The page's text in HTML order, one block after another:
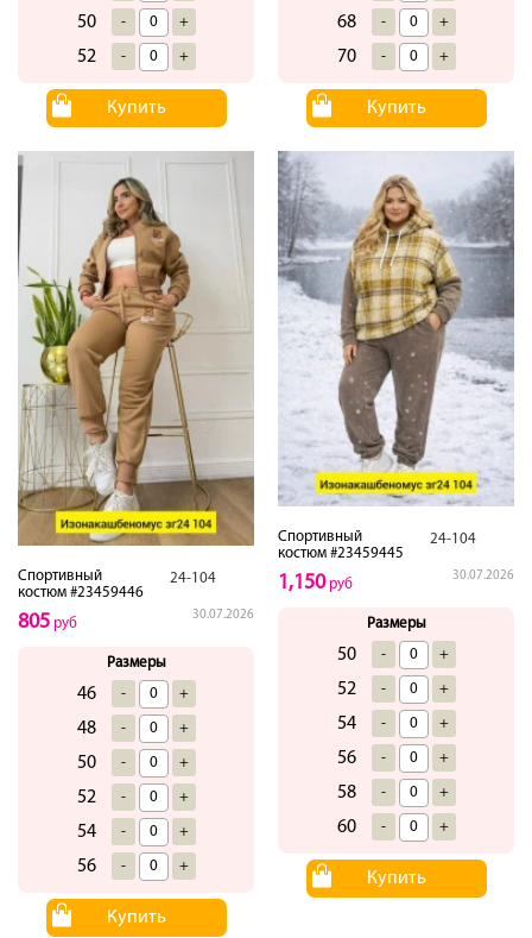
50 - +
52 - +
Купить
68 - +
70 - +
Купить
Спортивный
костюм #23459446
24-104
30.07.2026
805 руб
Размеры
46 - +
48 - +
50 - +
52 - +
54 - +
56 - +
Купить
Спортивный
костюм #23459445
24-104
30.07.2026
1,150руб
Размеры
50 - +
52 - +
54 - +
56 - +
58 - +
60 - +
Купить